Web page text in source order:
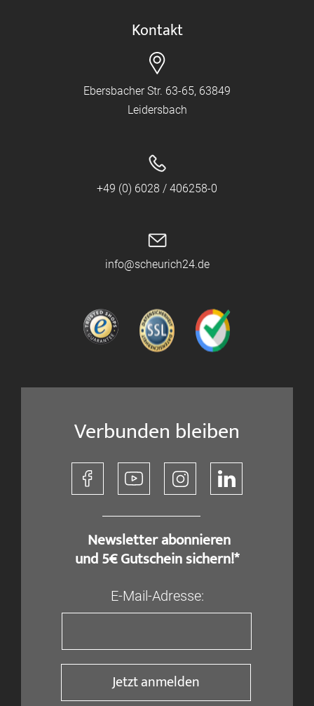
Kontakt
Ebersbacher Str. 63-65, 63849
Leidersbach
+49 (0) 6028 / 406258-0
info@scheurich24.de
Verbunden bleiben
​ Newsletter abonnieren
und 5€ Gutschein sichern!*
E-Mail-Adresse:
Jetzt anmelden